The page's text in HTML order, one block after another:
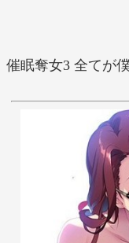
い
き
し
ち
催眠奪女3 全てが
抜きゲー
学生
催眠